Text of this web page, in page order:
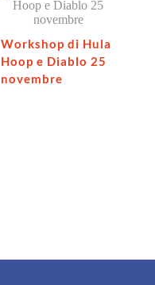
Workshop di Hula
Hoop e Diablo 25
novembre